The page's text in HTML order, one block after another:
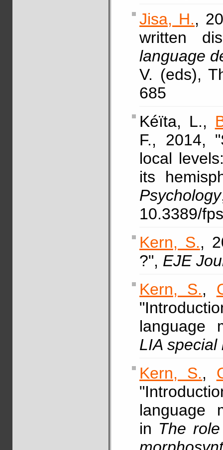
Jisa, H.,
written
language
V. (eds),
685
Kéïta, L.,
F., 2014,
local
its
Psychology
10.3389/
Kern, S.,
?", EJE
Kern, S.,
language
LIA special
Kern, S.,
language
in The